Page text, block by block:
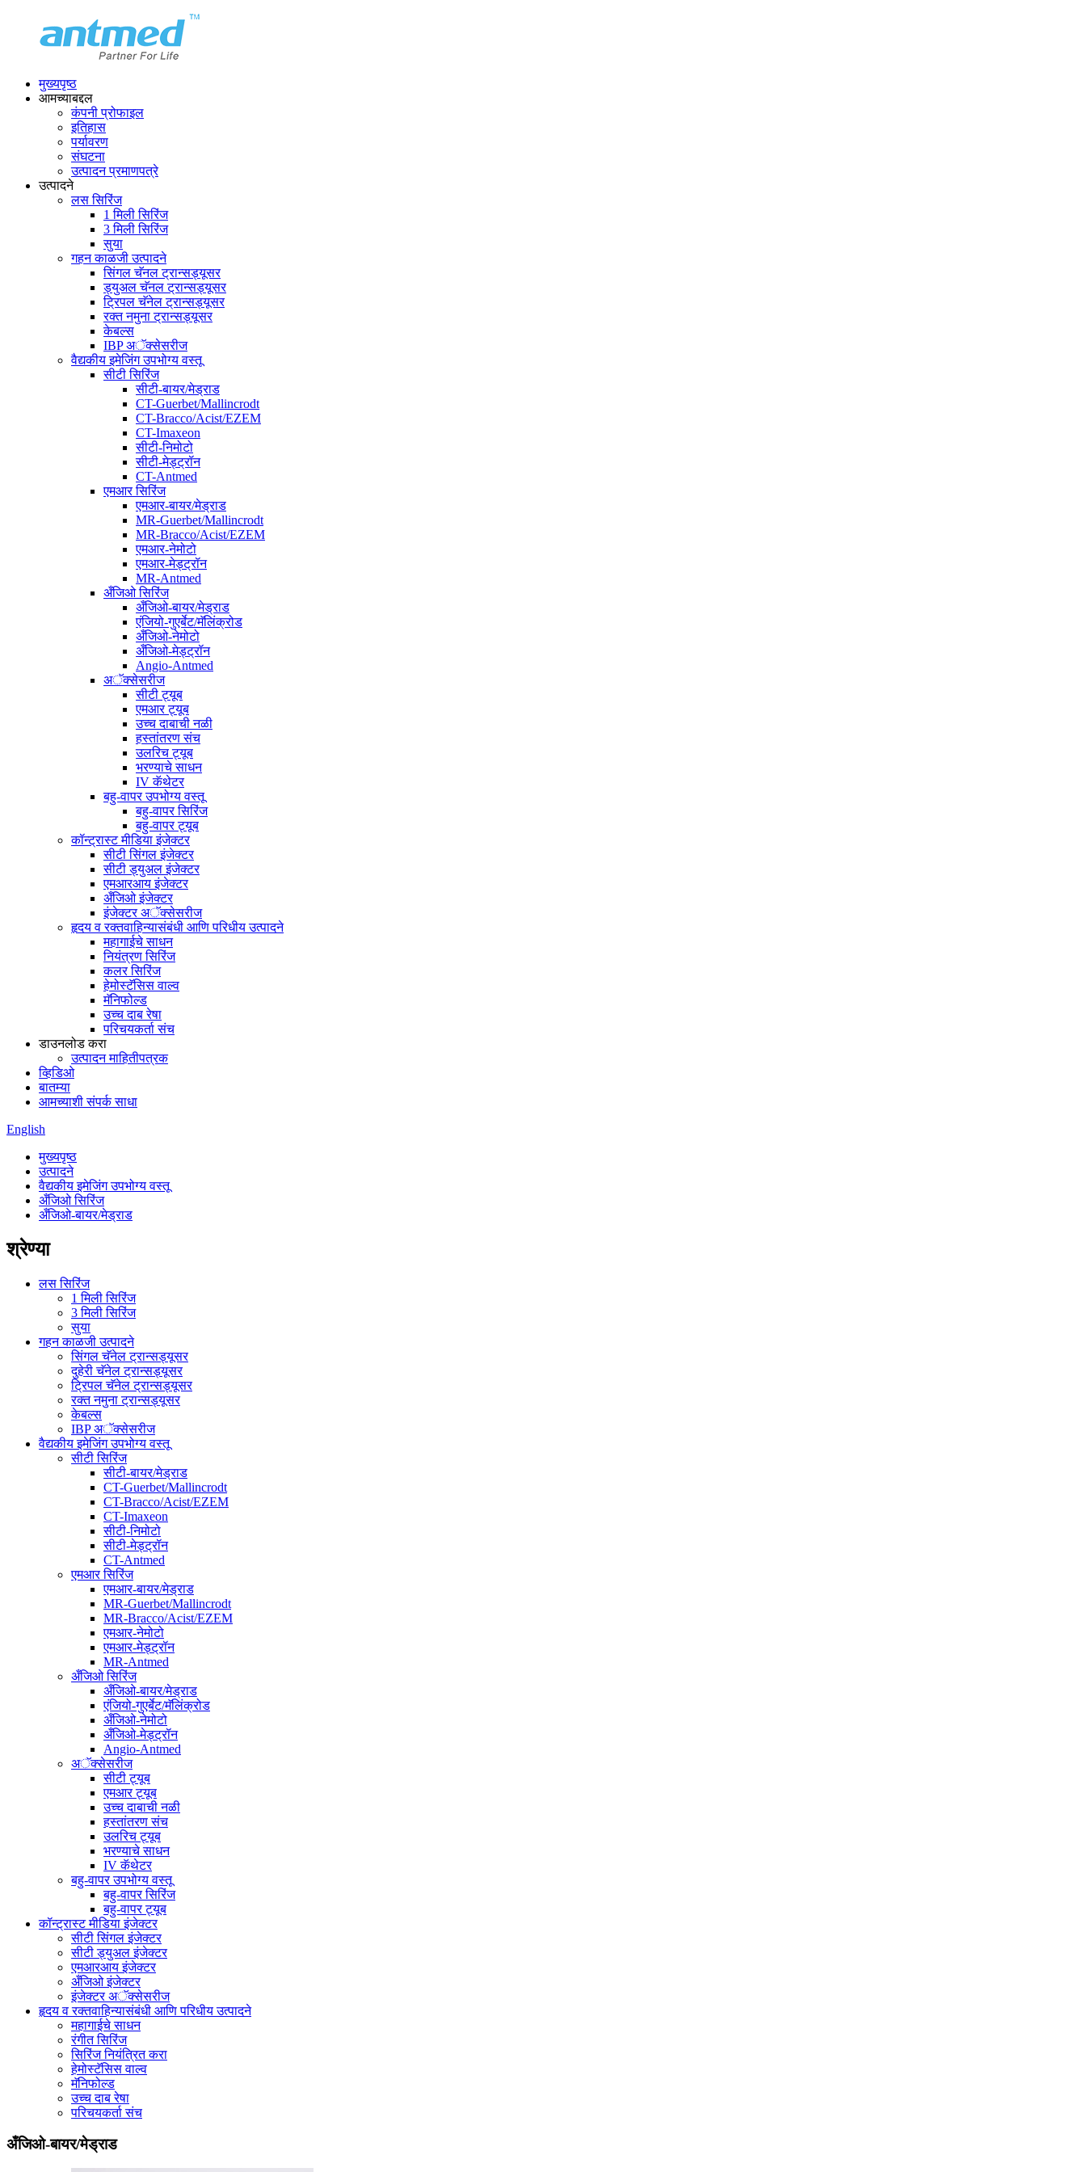
मुख्यपृष्ठ
आमच्याबद्दल
कंपनी प्रोफाइल
इतिहास
पर्यावरण
संघटना
उत्पादन प्रमाणपत्रे
उत्पादने
लस सिरिंज
1 मिली सिरिंज
3 मिली सिरिंज
सुया
गहन काळजी उत्पादने
सिंगल चॅनल ट्रान्सड्यूसर
ड्युअल चॅनल ट्रान्सड्यूसर
ट्रिपल चॅनेल ट्रान्सड्यूसर
रक्त नमुना ट्रान्सड्यूसर
केबल्स
IBP अॅक्सेसरीज
वैद्यकीय इमेजिंग उपभोग्य वस्तू
सीटी सिरिंज
सीटी-बायर/मेड्राड
CT-Guerbet/Mallincrodt
CT-Bracco/Acist/EZEM
CT-Imaxeon
सीटी-निमोटो
सीटी-मेड्ट्रॉन
CT-Antmed
एमआर सिरिंज
एमआर-बायर/मेड्राड
MR-Guerbet/Mallincrodt
MR-Bracco/Acist/EZEM
एमआर-नेमोटो
एमआर-मेड्ट्रॉन
MR-Antmed
अँजिओ सिरिंज
अँजिओ-बायर/मेड्राड
एंजियो-गुएर्बेट/मॅलिंक्रोड
अँजिओ-नेमोटो
अँजिओ-मेड्ट्रॉन
Angio-Antmed
अॅक्सेसरीज
सीटी ट्यूब
एमआर ट्यूब
उच्च दाबाची नळी
हस्तांतरण संच
उलरिच ट्यूब
भरण्याचे साधन
IV कॅथेटर
बहु-वापर उपभोग्य वस्तू
बहु-वापर सिरिंज
बहु-वापर ट्यूब
कॉन्ट्रास्ट मीडिया इंजेक्टर
सीटी सिंगल इंजेक्टर
सीटी ड्युअल इंजेक्टर
एमआरआय इंजेक्टर
अँजिओ इंजेक्टर
इंजेक्टर अॅक्सेसरीज
हृदय व रक्तवाहिन्यासंबंधी आणि परिधीय उत्पादने
महागाईचे साधन
नियंत्रण सिरिंज
कलर सिरिंज
हेमोस्टॅसिस वाल्व
मॅनिफोल्ड
उच्च दाब रेषा
परिचयकर्ता संच
डाउनलोड करा
उत्पादन माहितीपत्रक
व्हिडिओ
बातम्या
आमच्याशी संपर्क साधा
English
मुख्यपृष्ठ
उत्पादने
वैद्यकीय इमेजिंग उपभोग्य वस्तू
अँजिओ सिरिंज
अँजिओ-बायर/मेड्राड
श्रेण्या
लस सिरिंज
1 मिली सिरिंज
3 मिली सिरिंज
सुया
गहन काळजी उत्पादने
सिंगल चॅनेल ट्रान्सड्यूसर
दुहेरी चॅनेल ट्रान्सड्यूसर
ट्रिपल चॅनेल ट्रान्सड्यूसर
रक्त नमुना ट्रान्सड्यूसर
केबल्स
IBP अॅक्सेसरीज
वैद्यकीय इमेजिंग उपभोग्य वस्तू
सीटी सिरिंज
सीटी-बायर/मेड्राड
CT-Guerbet/Mallincrodt
CT-Bracco/Acist/EZEM
CT-Imaxeon
सीटी-निमोटो
सीटी-मेड्ट्रॉन
CT-Antmed
एमआर सिरिंज
एमआर-बायर/मेड्राड
MR-Guerbet/Mallincrodt
MR-Bracco/Acist/EZEM
एमआर-नेमोटो
एमआर-मेड्ट्रॉन
MR-Antmed
अँजिओ सिरिंज
अँजिओ-बायर/मेड्राड
एंजियो-गुएर्बेट/मॅलिंक्रोड
अँजिओ-नेमोटो
अँजिओ-मेड्ट्रॉन
Angio-Antmed
अॅक्सेसरीज
सीटी ट्यूब
एमआर ट्यूब
उच्च दाबाची नळी
हस्तांतरण संच
उलरिच ट्यूब
भरण्याचे साधन
IV कॅथेटर
बहु-वापर उपभोग्य वस्तू
बहु-वापर सिरिंज
बहु-वापर ट्यूब
कॉन्ट्रास्ट मीडिया इंजेक्टर
सीटी सिंगल इंजेक्टर
सीटी ड्युअल इंजेक्टर
एमआरआय इंजेक्टर
अँजिओ इंजेक्टर
इंजेक्टर अॅक्सेसरीज
हृदय व रक्तवाहिन्यासंबंधी आणि परिधीय उत्पादने
महागाईचे साधन
रंगीत सिरिंज
सिरिंज नियंत्रित करा
हेमोस्टॅसिस वाल्व
मॅनिफोल्ड
उच्च दाब रेषा
परिचयकर्ता संच
अँजिओ-बायर/मेड्राड